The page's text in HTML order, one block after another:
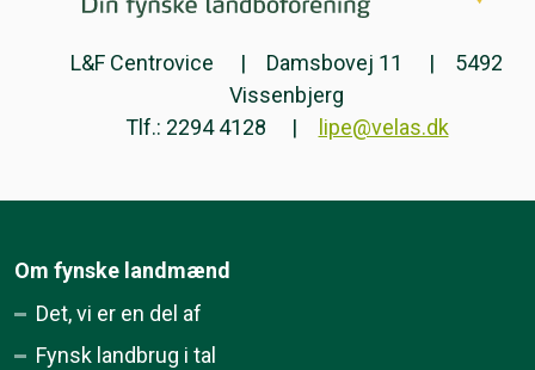
L&F Centrovice Damsbovej 11
5492
Vissenbjerg
Tlf.: 2294 4128
lipe@velas.dk
Om fynske landmænd
Det, vi er en del af
Fynsk landbrug i tal